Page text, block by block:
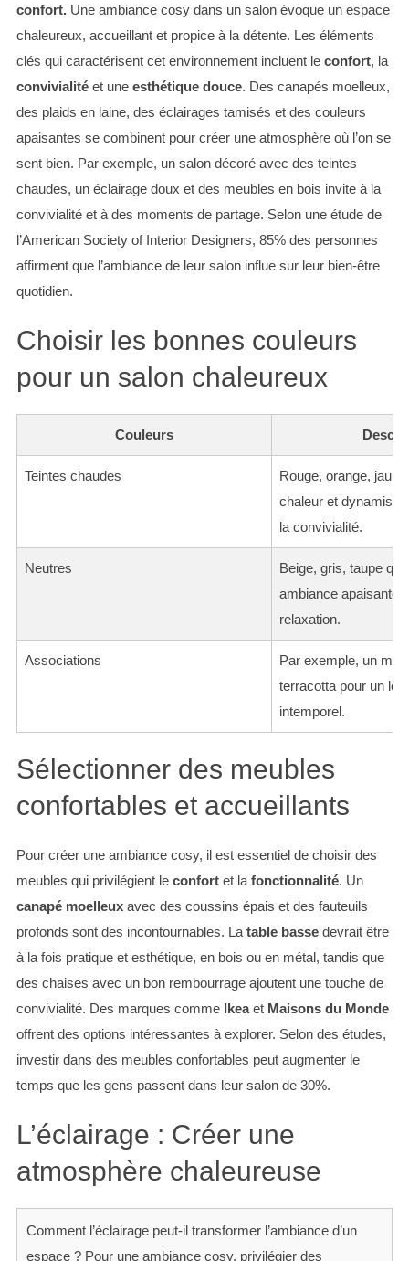
confort.Une ambiance cosy dans un salon évoque un espace
chaleureux, accueillant et propice à la détente. Les éléments
clés qui caractérisent cet environnement incluent le confort, la
convivialitéet une esthétique douce. Des canapés moelleux,
des plaids en laine, des éclairages tamisés et des couleurs
apaisantes se combinent pour créer une atmosphère où l’on se
sent bien. Par exemple, un salon décoré avec des teintes
chaudes, un éclairage doux et des meubles en bois invite à la
convivialité et à des moments de partage. Selon une étude de
l’American Society of Interior Designers, 85% des personnes
affirment que l’ambiance de leur salon influe sur leur bien-être
quotidien.
Choisir les bonnes couleurs
pour un salon chaleureux
Couleurs
Teintes chaudes
Rouge, orange,
chaleur et
la convivialité.
Neutres
Beige, gris, taupe qui
ambiance apaisante,
relaxation.
Associations
Par exemple, un
terracotta pour un
intemporel.
Sélectionner des meubles
confortables et accueillants
Pour créer une ambiance cosy, il est essentiel de choisir des
meubles qui privilégient le confortet la fonctionnalité. Un
canapé moelleuxavec des coussins épais et des fauteuils
profonds sont des incontournables. La table bassedevrait être
à la fois pratique et esthétique, en bois ou en métal, tandis que
des chaises avec un bon rembourrage ajoutent une touche de
convivialité. Des marques comme Ikeaet Maisons du Monde
offrent des options intéressantes à explorer. Selon des études,
investir dans des meubles confortables peut augmenter le
temps que les gens passent dans leur salon de 30%.
L’éclairage : Créer une
atmosphère chaleureuse
Comment l’éclairage peut-il transformer l’ambiance d’un
espace ? Pour une ambiance cosy, privilégier des